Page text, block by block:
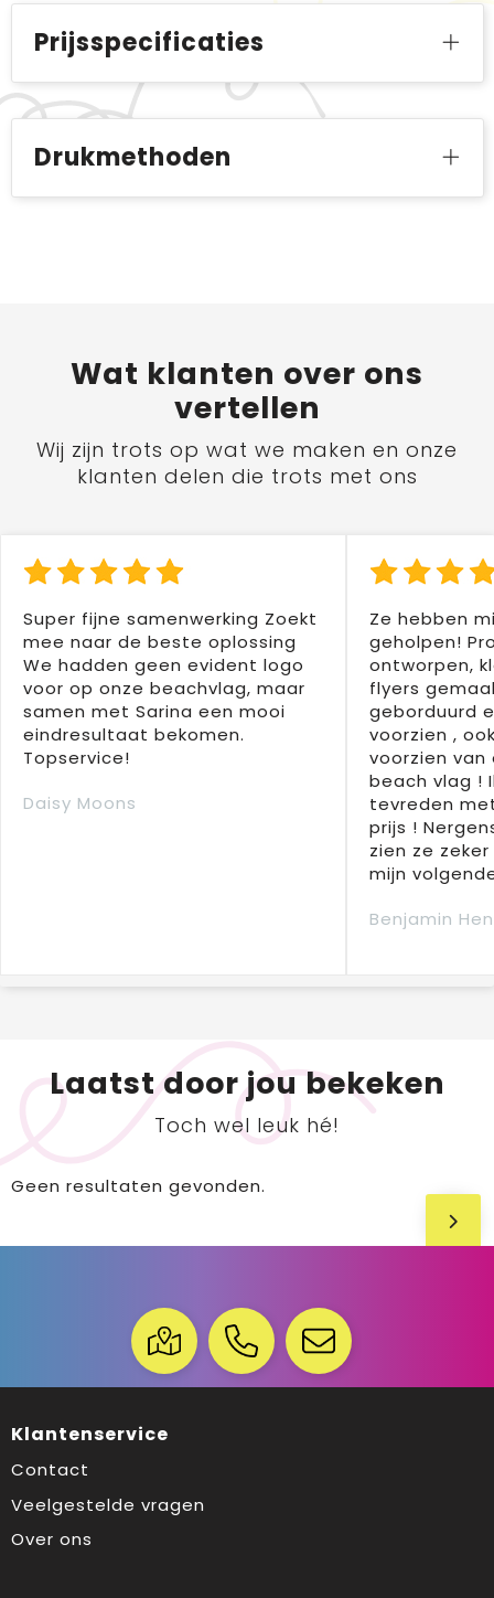
Prijsspecificaties
Drukmethoden
Wat klanten over ons
vertellen
Wij zijn trots op wat we maken en onze
klanten delen die trots met ons
Super fijne samenwerking Zoekt
mee naar de beste oplossing
We hadden geen evident logo
voor op onze beachvlag, maar
samen met Sarina een mooi
eindresultaat bekomen.
Topservice!
Daisy Moons
Ze hebben
geholpen!
ontworpen,
flyers
geborduurd
voorzien ,
voorzien
beach vlag !
tevreden
prijs !
zien ze
mijn
Benjamin
Laatst door jou bekeken
Toch wel leuk hé!
Geen resultaten gevonden.
Klantenservice
Contact
Veelgestelde vragen
Over ons